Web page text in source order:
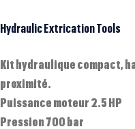
Hydraulic Extrication Tools
Kit hydraulique compact,
proximité.
Puissance moteur 2.5 HP
Pression 700 bar